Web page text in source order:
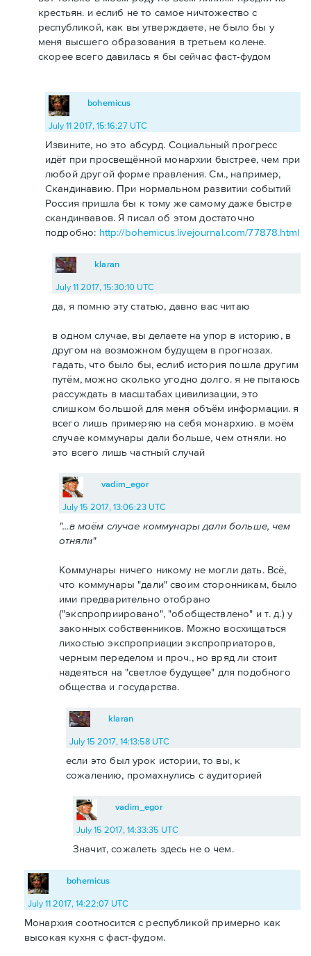
крестьян. и еслиб не то самое ничтожество с
республикой, как вы утверждаете, не было бы у
меня высшего образования в третьем колене.
скорее всего давилась я бы сейчас фаст-фудом
bohemicus
July 11 2017, 15:16:27 UTC
Извините, но это абсурд. Социальный прогресс
идёт при просвещённой монархии быстрее, чем при
любой другой форме правления. См., например,
Скандинавию. При нормальном развитии событий
Россия пришла бы к тому же самому даже быстре
скандинвавов. Я писал об этом достаточно
подробно: http://bohemicus.livejournal.com/77878.html
klaran
July 11 2017, 15:30:10 UTC
да, я помню эту статью, давно вас читаю
в одном случае, вы делаете на упор в историю, в
другом на возможном будущем в прогнозах.
гадать, что было бы, еслиб история пошла другим
путём, можно сколько угодно долго. я не пытаюсь
рассуждать в масштабах цивилизации, это
слишком большой для меня объём информации. я
всего лишь примеряю на себя монархию. в моём
случае коммунары дали больше, чем отняли. но
это всего лишь частный случай
vadim_egor
July 15 2017, 13:06:23 UTC
"...в моём случае коммунары дали больше, чем
отняли"
Коммунары ничего никому не могли дать. Всё,
что коммунары "дали" своим сторонникам, было
ими предварительно отобрано
("экспроприировано", "обобществлено" и т. д.) у
законных собственников. Можно восхищаться
лихостью экспроприации экспроприаторов,
черным переделом и проч., но вряд ли стоит
надеяться на "светлое будущее" для подобного
общества и государства.
klaran
July 15 2017, 14:13:58 UTC
если это был урок истории, то вы, к
сожалению, промахнулись с аудиторией
vadim_egor
July 15 2017, 14:33:35 UTC
Значит, сожалеть здесь не о чем.
bohemicus
July 11 2017, 14:22:07 UTC
Монархия соотносится с республикой примерно как
высокая кухня с фаст-фудом.